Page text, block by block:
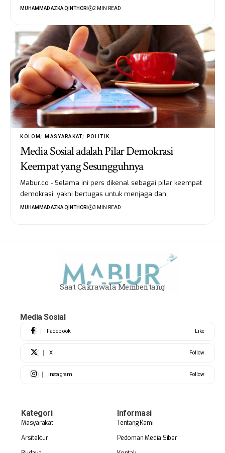
MUHAMMAD AZKA QINTHORI 2 MIN READ
KOLOM MASYARAKAT POLITIK
Media Sosial adalah Pilar Demokrasi
Keempat yang Sesungguhnya
Mabur.co - Selama ini pers dikenal sebagai pilar keempat
demokrasi, yakni bertugas untuk menjaga dan…
MUHAMMAD AZKA QINTHORI 3 MIN READ
Saat Cakrawala Membentang
Media Sosial
Facebook Like
X Follow
Instagram Follow
Kategori
Masyarakat
Arsitektur
Informasi
Tentang Kami
Pedoman Media Siber